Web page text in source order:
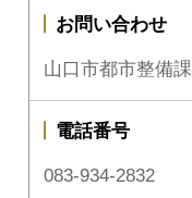
お問い合わせ
山口市都市整備課
電話番号
083-934-2832